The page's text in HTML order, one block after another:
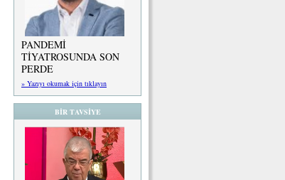
PANDEMİ
TİYATROSUNDA SON
PERDE
» Yazıyı okumak için tıklayın
BİR TAVSİYE